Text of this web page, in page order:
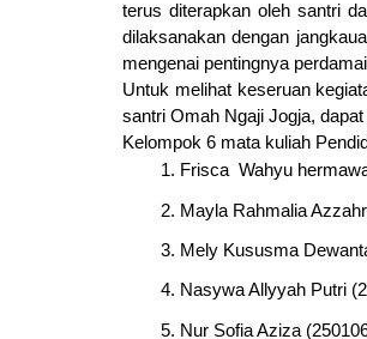
terus diterapkan oleh santri
dilaksanakan dengan
mengenai pentingnya
Untuk melihat keseruan
santri Omah Ngaji Jogja,
Kelompok 6 mata kuliah
Frisca  Wahyu
Mayla Rahmalia
Mely Kususma
Nasywa Allyyah Putri
Nur Sofia Aziza